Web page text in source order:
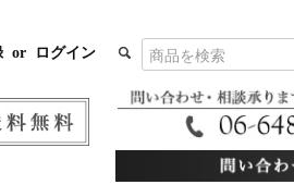
or ログイン